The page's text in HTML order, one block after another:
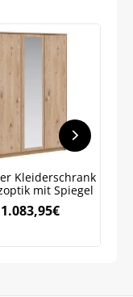
Kleiderschrank
mit Spiegel
1.083,95€
über